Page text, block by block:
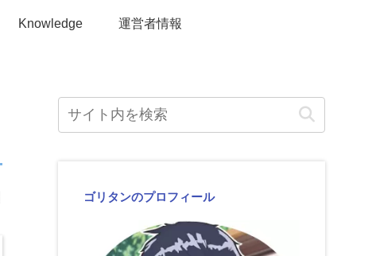
Knowledge 運営者情報
ゴリタンのプロフィール